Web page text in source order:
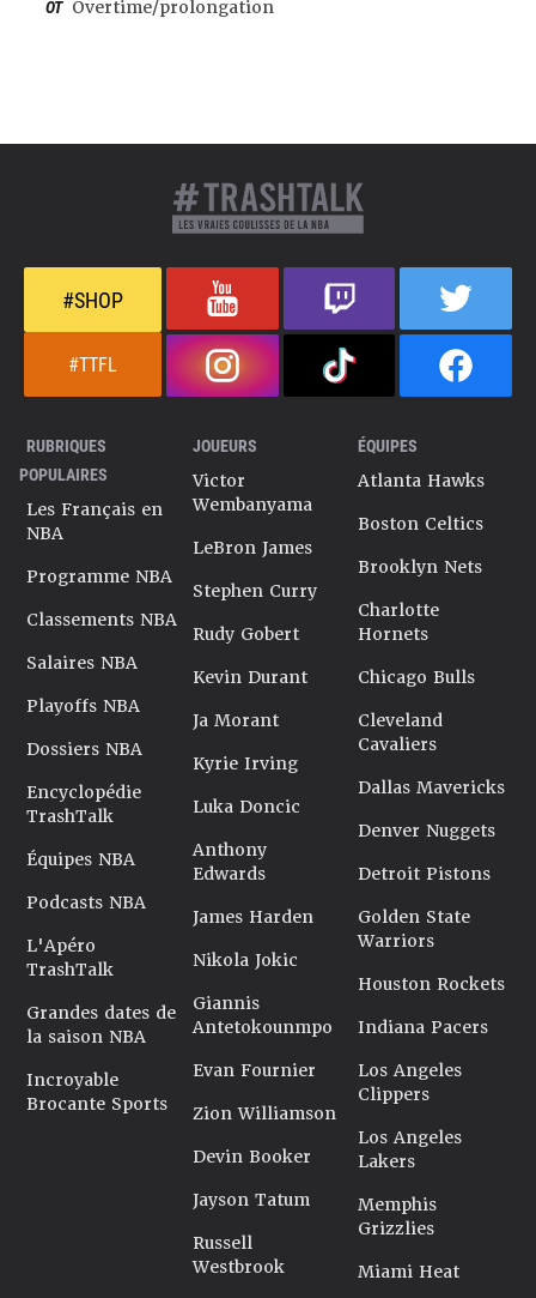
OT Overtime/prolongation
#SHOP
#TTFL
RUBRIQUES
POPULAIRES
Les Français en
NBA
Programme NBA
Classements NBA
Salaires NBA
Playoffs NBA
Dossiers NBA
Encyclopédie
TrashTalk
Équipes NBA
Podcasts NBA
L'Apéro
TrashTalk
Grandes dates de
la saison NBA
Incroyable
Brocante Sports
JOUEURS
Victor
Wembanyama
LeBron James
Stephen Curry
Rudy Gobert
Kevin Durant
Ja Morant
Kyrie Irving
Luka Doncic
Anthony
Edwards
James Harden
Nikola Jokic
Giannis
Antetokounmpo
Evan Fournier
Zion Williamson
Devin Booker
Jayson Tatum
Russell
Westbrook
ÉQUIPES
Atlanta Hawks
Boston Celtics
Brooklyn Nets
Charlotte
Hornets
Chicago Bulls
Cleveland
Cavaliers
Dallas Mavericks
Denver Nuggets
Detroit Pistons
Golden State
Warriors
Houston Rockets
Indiana Pacers
Los Angeles
Clippers
Los Angeles
Lakers
Memphis
Grizzlies
Miami Heat